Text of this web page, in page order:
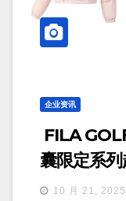
企业资讯
FILA
囊限定系
10 月 21, 2025